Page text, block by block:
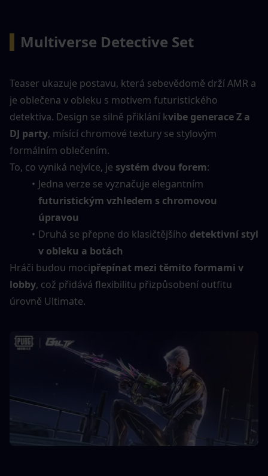
Multiverse Detective Set
Teaser ukazuje postavu, která sebevědomě drží AMR a
je oblečena v obleku s motivem futuristického
detektiva. Design se silně přiklání kvibe generace Z a
DJ party, mísící chromové textury se stylovým
formálním oblečením.
To, co vyniká nejvíce, je systém dvou forem:
futuristickým vzhledem s chromovou
úpravou
Druhá se přepne do klasičtějšího detektivní styl
v obleku a botách
Hráči budou mocipřepínat mezi těmito formami v
lobby, což přidává flexibilitu přizpůsobení outfitu
úrovně Ultimate.